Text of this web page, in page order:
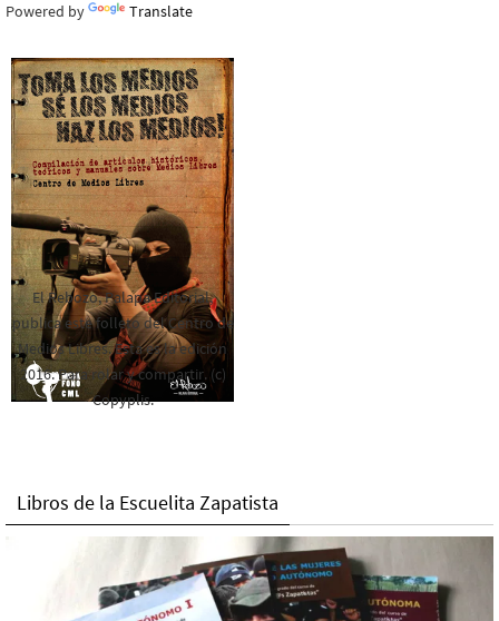
Powered by Translate
El Rebozo, Palapa Editorial,
publica este folleto del Centro de
Medios Libres. Esta es la edición
2016. Para rolar y compartir. (c)
Copyplis.
Libros de la Escuelita Zapatista